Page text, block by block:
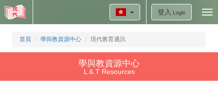
登入 Login
首頁 學與教資源中心 現代教育通訊
學與教資源中心
L & T Resources